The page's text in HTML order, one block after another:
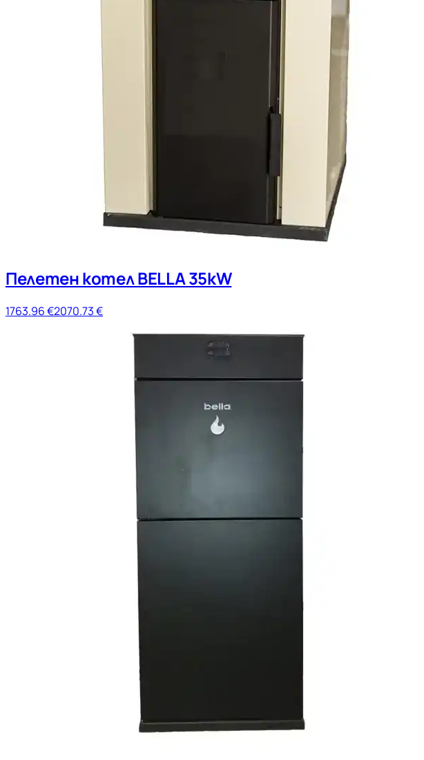
Пелетен котел BELLA 35kW
1763.96€2070.73€